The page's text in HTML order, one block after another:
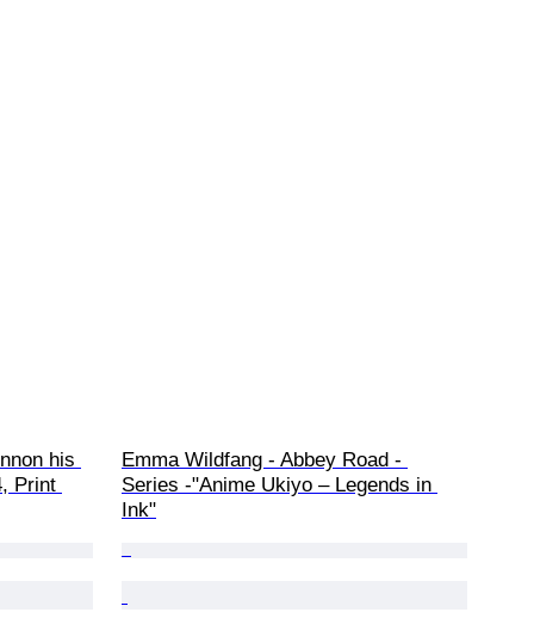
his
Print
Emma Wildfang - Abbey Road -
Series -"Anime Ukiyo – Legends in
Ink"